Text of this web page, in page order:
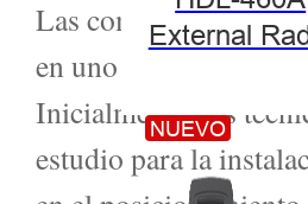
External
NUEVO
Las complejidades
en uno compacto de
Inicialmente, los
estudio para la